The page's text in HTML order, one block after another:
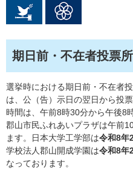
期日前・不在者投票
選挙時における期日前・不在者
は、公（告）示日の翌日から投
時間は、午前8時30分から午後8
郡山市民ふれあいプラザは午前
ます。日本大学工学部は令和8年
学校法人郡山開成学園は令和8年
なっております。